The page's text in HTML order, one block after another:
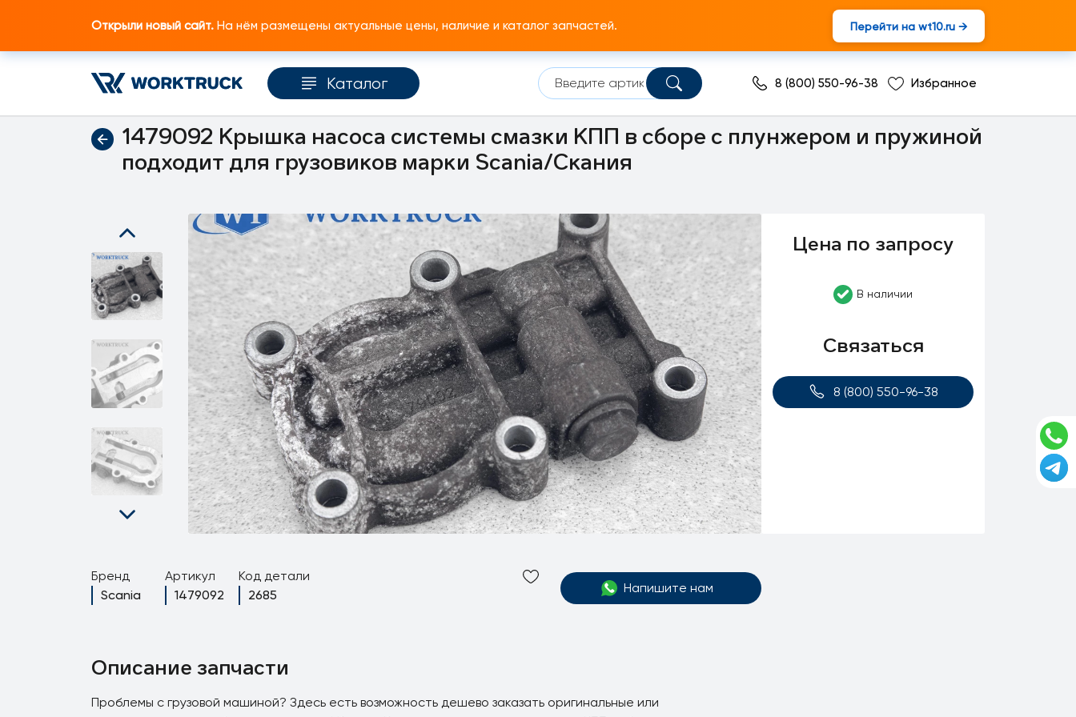
Открыли новый сайт. На нём размещены актуальные цены, наличие и каталог запчастей. Перейти на wt10.ru →
Каталог 8 (800) 550-96-38 Избранное
Главная Каталог запчастей Коробка передач Корпус КПП
1479092 Крышка насоса системы смазки КПП в сборе с плунжером и пружиной
подходит для грузовиков марки Scania/Скания
Бренд
Scania
Артикул
1479092
Код детали
2685
Напишите нам
Цена по запросу
В наличии
Связаться
8 (800) 550-96-38
Описание запчасти
Проблемы с грузовой машиной? Здесь есть возможность дешево заказать оригинальные или